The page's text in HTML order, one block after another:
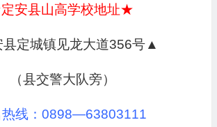
安县山高学校地址★
定城镇见龙大道356号▲
（县交警大队旁）
热线：0898—63803111